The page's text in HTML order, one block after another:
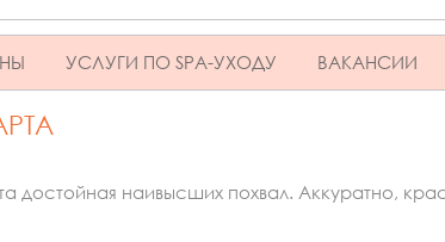
УСЛУГИ ПО SPA-УХОДУ ВАКАНСИИ
достойная наивысших похвал. Аккуратно,